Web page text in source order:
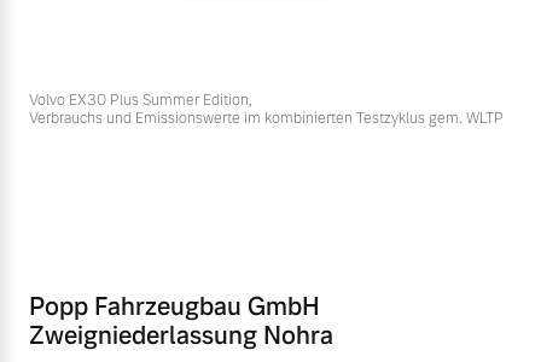
Volvo EX30 Plus Summer Edition,
Verbrauchs und Emissionswerte im kombinierten Testzyklus gem. WLTP
Popp Fahrzeugbau GmbH
Zweigniederlassung Nohra